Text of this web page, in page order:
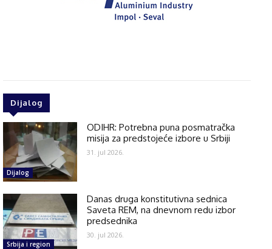
Dijalog
Dijalog
ODIHR: Potrebna puna posmatračka
misija za predstojeće izbore u Srbiji
31. jul 2026.
Srbija i region
Danas druga konstitutivna sednica
Saveta REM, na dnevnom redu izbor
predsednika
30. jul 2026.